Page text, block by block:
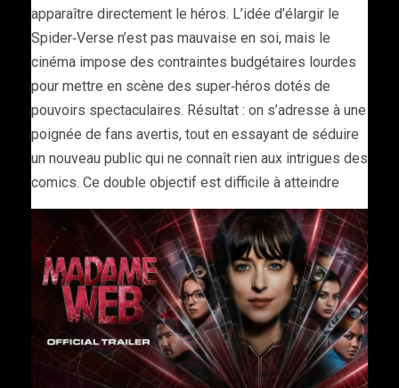
apparaître directement le héros. L’idée d’élargir le
Spider‑Verse n’est pas mauvaise en soi, mais le
cinéma impose des contraintes budgétaires lourdes
pour mettre en scène des super‑héros dotés de
pouvoirs spectaculaires. Résultat : on s’adresse à une
poignée de fans avertis, tout en essayant de séduire
un nouveau public qui ne connaît rien aux intrigues des
comics. Ce double objectif est difficile à atteindre